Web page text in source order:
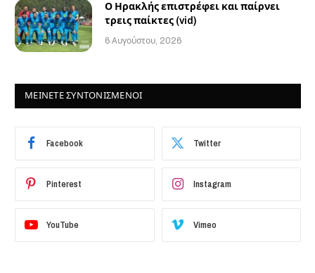
Ο Ηρακλής επιστρέφει και παίρνει
τρεις παίκτες (vid)
6 Αυγούστου, 2026
ΜΕΙΝΕΤΕ ΣΥΝΤΟΝΙΣΜΕΝΟΙ
Facebook Twitter
Pinterest Instagram
YouTube Vimeo